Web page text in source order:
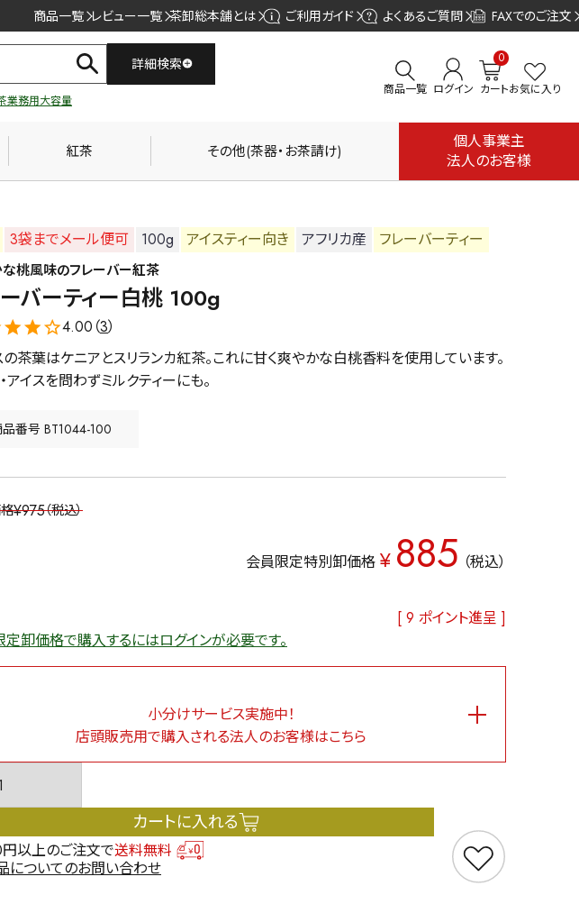
商品一覧 レビュー一覧 茶卸総本舗とは ご利用ガイド よくあるご質問 FAXでのご注文
業務用大容量
詳細検索
商品一覧 ログイン カート
0
お気に入り
紅茶 その他(茶器・お茶請け)
個人事業主
法人のお客様
3袋までメール便可 100g アイスティー向き アフリカ産 フレーバーティー
桃風味のフレーバー紅茶
バーティー白桃 100g
4.00（3）
茶葉はケニアとスリランカ紅茶。これに甘く爽やかな白桃香料を使用しています。
アイスを問わずミルクティーにも。
品番号 BT1044-100
¥975 税込
会員限定特別卸価格 ¥ 885 税込
[ 9 ポイント進呈 ]
卸価格で購入するにはログインが必要です。
小分けサービス実施中！
店頭販売用で購入される法人のお客様はこちら
カートに入れる
以上のご注文で送料無料
についてのお問い合わせ